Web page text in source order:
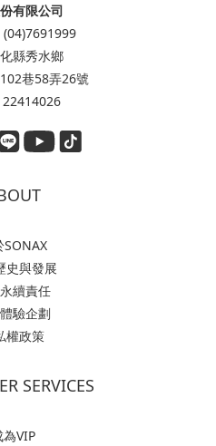
有限公司
縣秀水鄉
巷58弄26號
SONAX
史與發展
續責任
驗企劃
權政策
SERVICES
為VIP